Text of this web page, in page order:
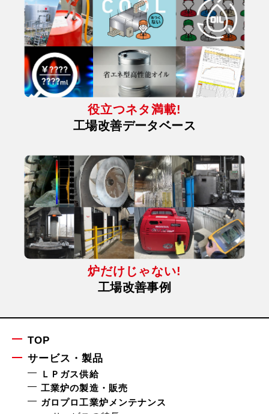
役立つネタ満載!
工場改善データベース
炉だけじゃない!
工場改善事例
TOP
サービス・製品
ＬＰガス供給
工業炉の製造・販売
ガロプロ工業炉メンテナンス